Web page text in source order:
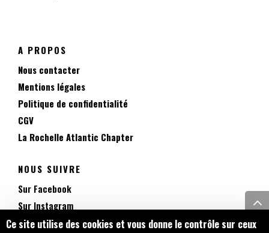
Ce site utilise des cookies et vous donne le contrôle sur ceux
A PROPOS
Nous contacter
Mentions légales
Politique de confidentialité
CGV
La Rochelle Atlantic Chapter
NOUS SUIVRE
Sur Facebook
Sur Instagram
Sur TikTok